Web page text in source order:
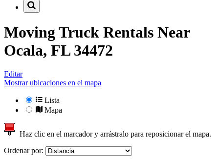
Moving Truck Rentals Near
Ocala, FL 34472
Editar
Mostrar ubicaciones en el mapa
Lista
Mapa
Haz clic en el marcador y arrástralo para reposicionar el mapa.
Ordenar por: